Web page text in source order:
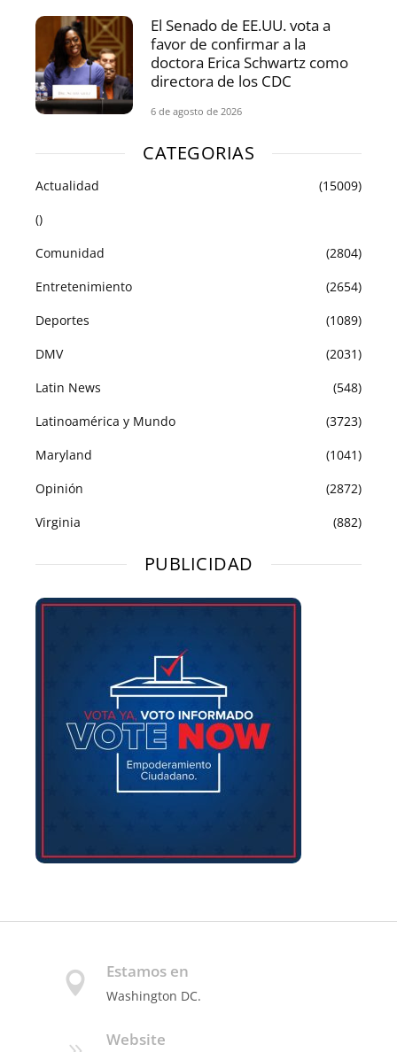
El Senado de EE.UU. vota a
favor de confirmar a la
doctora Erica Schwartz como
directora de los CDC
6 de agosto de 2026
CATEGORIAS
Actualidad
(15009)
()
Comunidad
(2804)
Entretenimiento
(2654)
Deportes
(1089)
DMV
(2031)
Latin News
(548)
Latinoamérica y Mundo
(3723)
Maryland
(1041)
Opinión
(2872)
Virginia
(882)
PUBLICIDAD
Estamos en
Washington DC.
Website